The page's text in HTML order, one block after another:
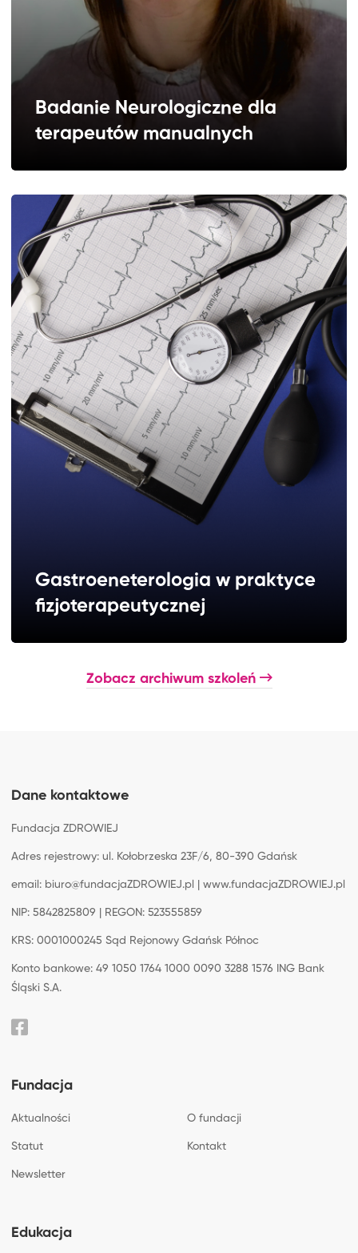
Badanie Neurologiczne dla
terapeutów manualnych
2026.11.27 - 2026.11.28 1750 zł
Gastroeneterologia w praktyce
fizjoterapeutycznej
Zobacz archiwum szkoleń
Dane kontaktowe
Fundacja ZDROWIEJ
Adres rejestrowy: ul. Kołobrzeska 23F/6, 80-390 Gdańsk
email: biuro@fundacjaZDROWIEJ.pl | www.fundacjaZDROWIEJ.pl
NIP: 5842825809 | REGON: 523555859
KRS: 0001000245 Sąd Rejonowy Gdańsk Północ
Konto bankowe: 49 1050 1764 1000 0090 3288 1576 ING Bank
Śląski S.A.
Fundacja
Aktualności O fundacji
Statut Kontakt
Newsletter
Edukacja